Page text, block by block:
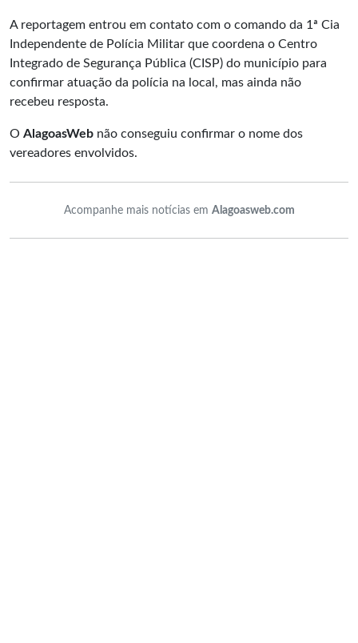
A reportagem entrou em contato com o comando da 1ª Cia
Independente de Polícia Militar que coordena o Centro
Integrado de Segurança Pública (CISP) do município para
confirmar atuação da polícia na local, mas ainda não
recebeu resposta.
O AlagoasWeb não conseguiu confirmar o nome dos
vereadores envolvidos.
Acompanhe mais notícias em Alagoasweb.com